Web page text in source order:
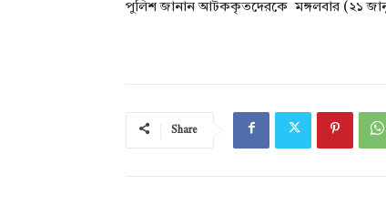
পুলিশ জানান আটককৃতদেরকে মঙ্গলবার (২১
Share